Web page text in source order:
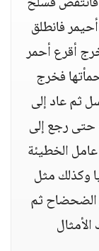
فانطلق
أقرع أحمر
فخرج
ثم عاد إلى
حتى رجع إلى
الخطيئة
وكذلك مثل
الضحضاح ثم